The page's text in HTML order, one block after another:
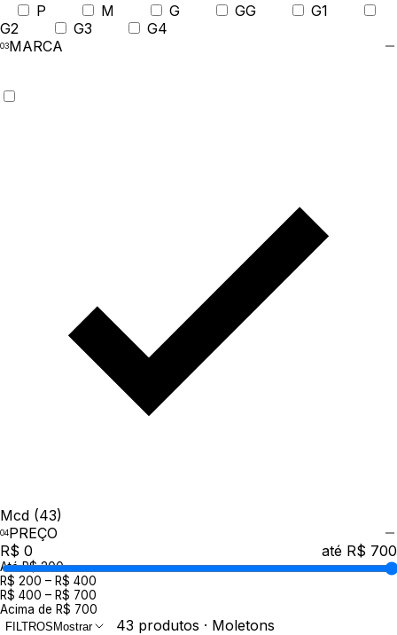
P M G GG
G1
G2
G3
G4
MARCA
Mcd (43)
PREÇO
R$ 0
até R$ 700
Até R$ 200
R$ 200 – R$ 400
R$ 400 – R$ 700
Acima de R$ 700
FILTROS Mostrar 43 produtos · Moletons